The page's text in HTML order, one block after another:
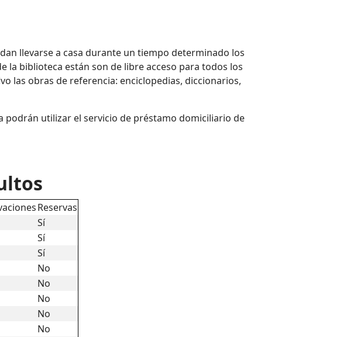
llevarse a casa durante un tiempo determinado los
la biblioteca están son de libre acceso para todos los
las obras de referencia: enciclopedias, diccionarios,
podrán utilizar el servicio de préstamo domiciliario de
Reservas
Sí
Sí
Sí
No
No
No
No
No